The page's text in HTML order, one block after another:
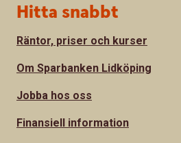
Hitta snabbt
Räntor, priser och kurser
Om Sparbanken Lidköping
Jobba hos oss
Finansiell information